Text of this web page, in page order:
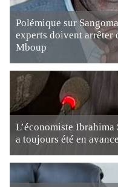
Polémique sur
experts doivent arrêter
Mboup
L’économiste
a toujours été en